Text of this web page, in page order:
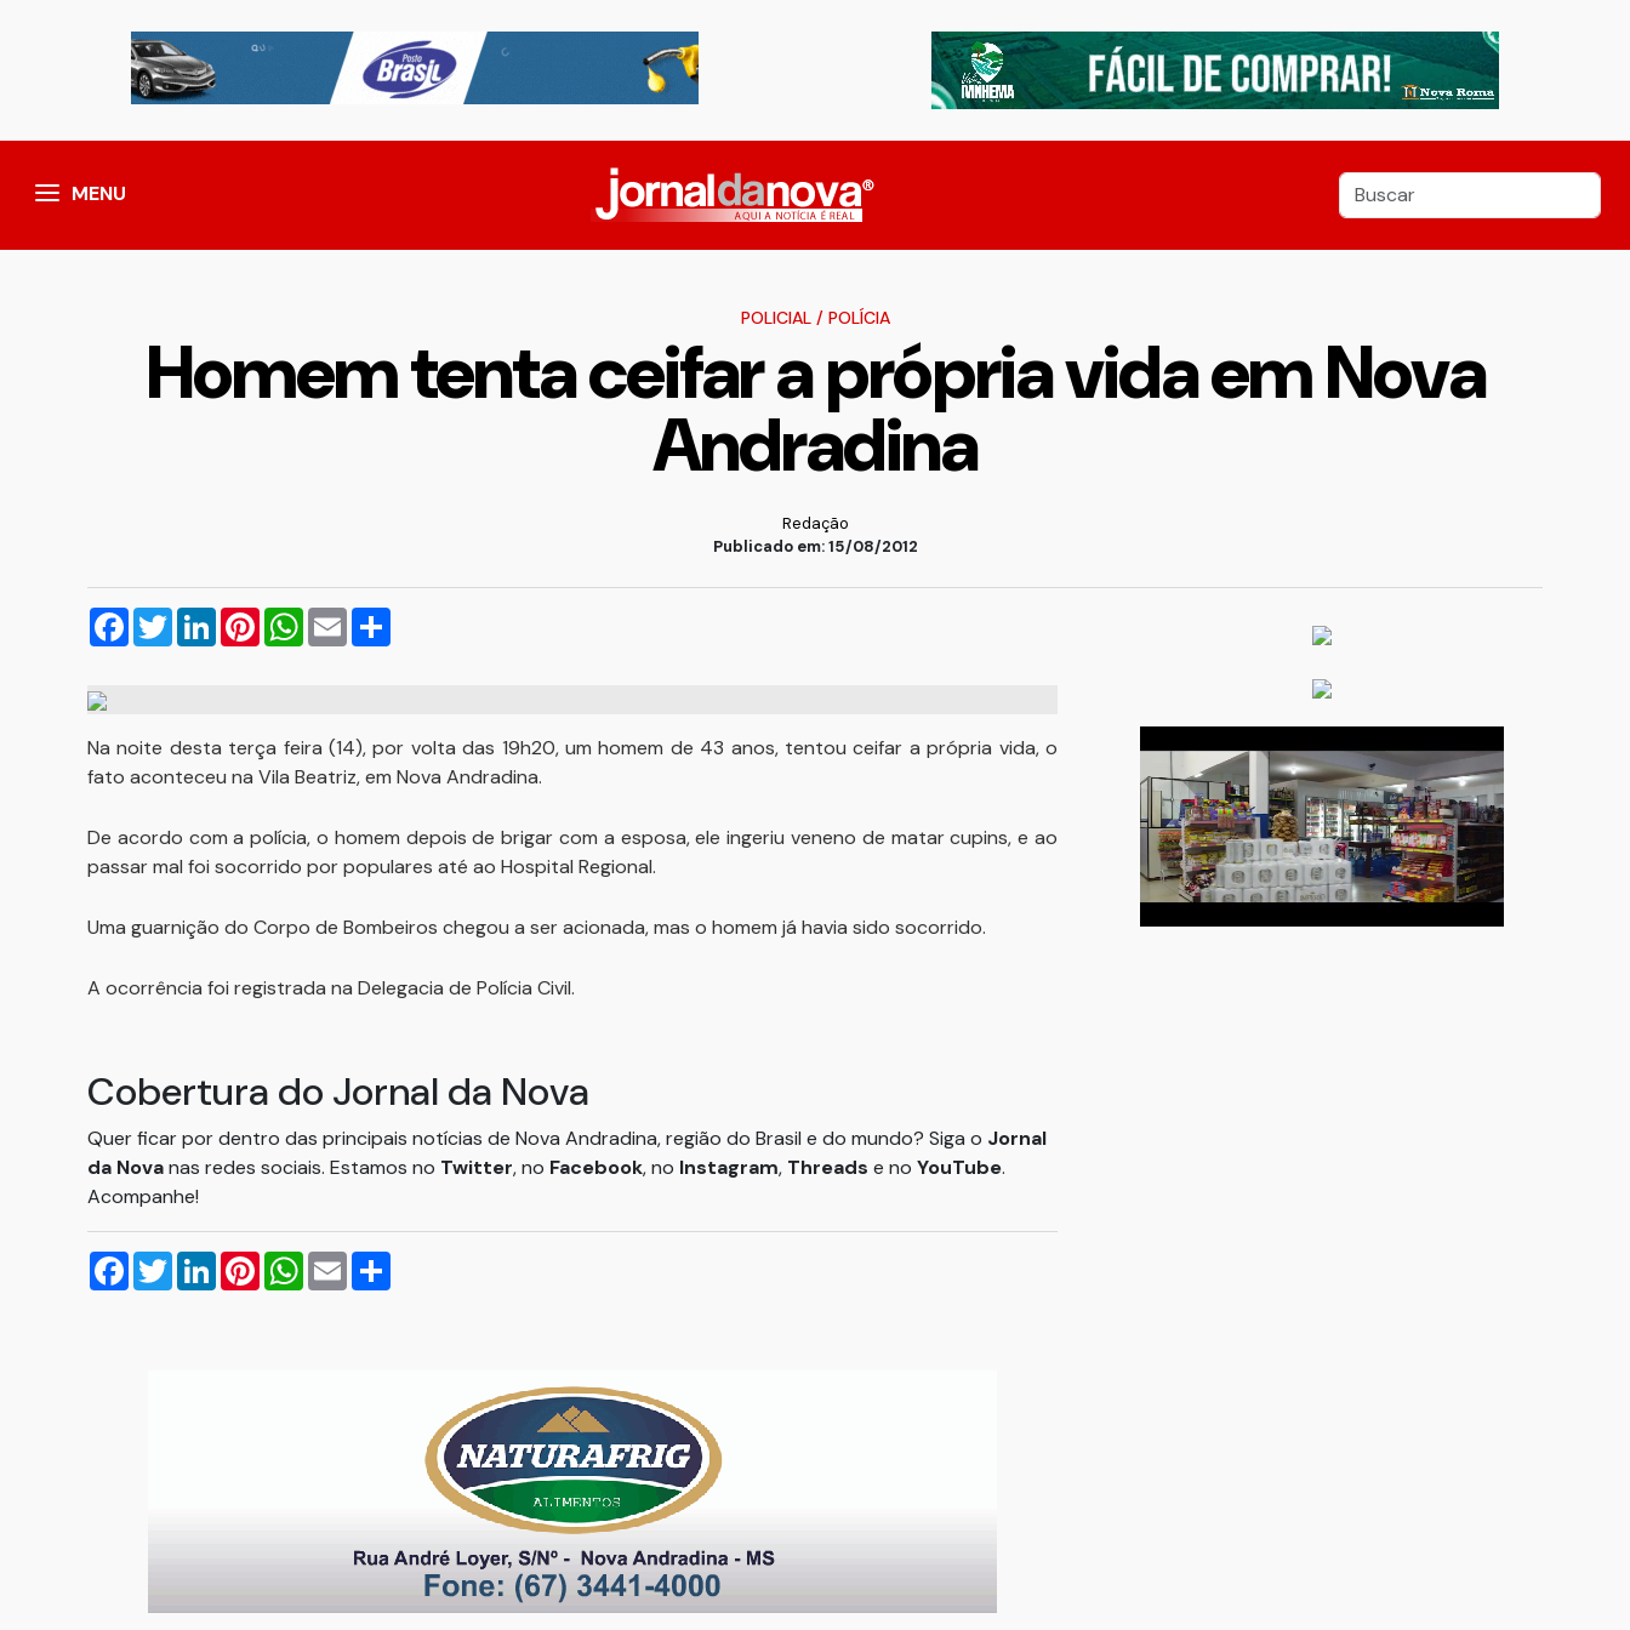
MENU
POLICIAL/ POLÍCIA
Homem tenta ceifar a própria vida em Nova
Andradina
Redação
Publicado em: 15/08/2012
Facebook
TwitterLinkedInPinterestWhatsApp
Email
Na noite desta terça feira (14), por volta das 19h20, um homem de 43 anos, tentou ceifar a própria vida, o
fato aconteceu na Vila Beatriz, em Nova Andradina.
De acordo com a polícia, o homem depois de brigar com a esposa, ele ingeriu veneno de matar cupins, e ao
passar mal foi socorrido por populares até ao Hospital Regional.
Uma guarnição do Corpo de Bombeiros chegou a ser acionada, mas o homem já havia sido socorrido.
A ocorrência foi registrada na Delegacia de Polícia Civil.
Cobertura do Jornal da Nova
Quer ficar por dentro das principais notícias de Nova Andradina, região do Brasil e do mundo? Siga o Jornal
da Novanas redes sociais. Estamos no Twitter, no Facebook, no Instagram, Threads e no YouTube.
Acompanhe!
Facebook
TwitterLinkedInPinterestWhatsApp
Email